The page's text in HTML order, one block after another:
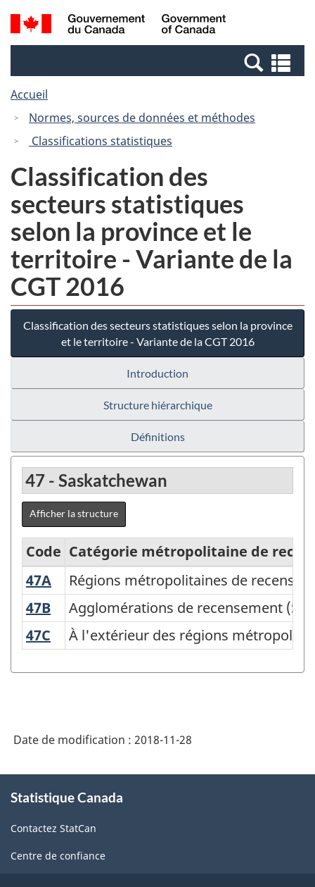
Passer
au
Passer
à
Canada
Recherche
et
et
Accueil
Normes, sources de données et méthodes
Classifications statistiques
Classification des
secteurs statistiques
selon la province et le
territoire - Variante de la
CGT 2016
Classification des secteurs statistiques selon la province
et le territoire - Variante de la CGT 2016
Introduction
Structure hiérarchique
Définitions
47 - Saskatchewan
Afficher la structure
Classification
des
secteurs
statistiques
selon
et
le
territoire
Variante
de
Code Catégorie métropolitaine de
47A Régions métropolitaines de
Régions métropolitaines de
47B Agglomérations de recensement
Agglomérations de recensement
47C À l'extérieur des régions
À l'extérieur des régions
Date de modification : 2018-11-28
propos
ce
site
Statistique Canada
Contactez StatCan
Centre de confiance